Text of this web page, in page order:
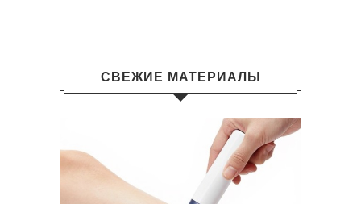
СВЕЖИЕ МАТЕРИАЛЫ